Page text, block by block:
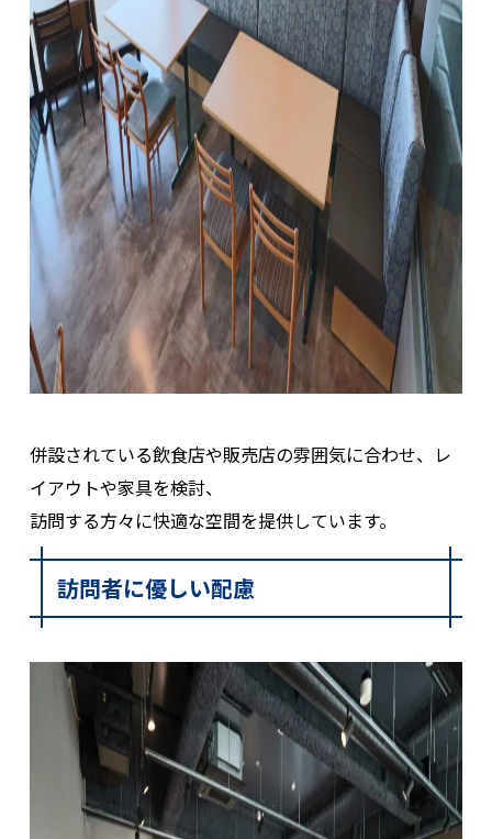
併設されている飲食店や販売店の雰囲気に合わせ、レ
イアウトや家具を検討、
訪問する方々に快適な空間を提供しています。
訪問者に優しい配慮